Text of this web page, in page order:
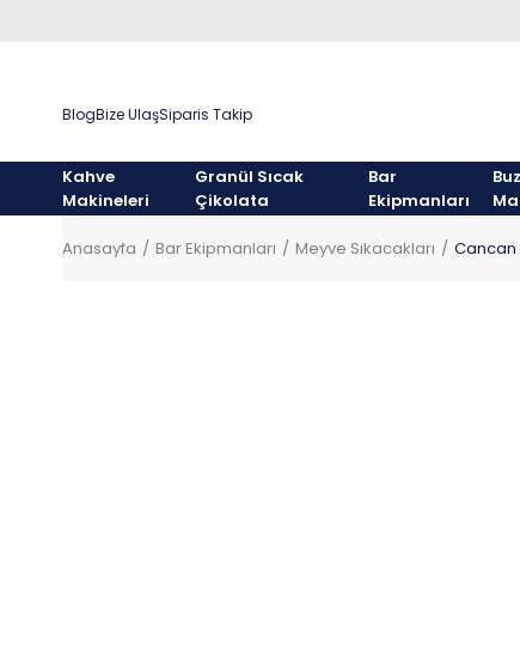
BlogBize UlaşSiparis Takip
Kahve
Makineleri
Granül Sıcak
Çikolata
Bar
Ekipmanları
Buz
Anasayfa Bar Ekipmanları Meyve Sıkacakları Cancan